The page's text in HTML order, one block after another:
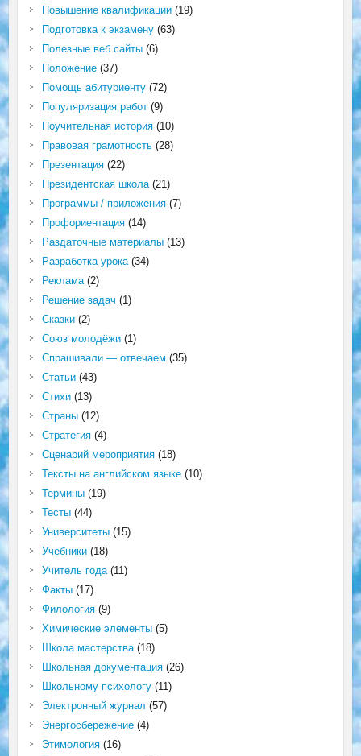
Повышение квалификации(19)
Подготовка к экзамену(63)
Полезные веб сайты(6)
Положение(37)
Помощь абитуриенту(72)
Популяризация работ(9)
Поучительная история(10)
Правовая грамотность(28)
Презентация(22)
Президентская школа(21)
Программы / приложения(7)
Профориентация(14)
Раздаточные материалы(13)
Разработка урока(34)
Реклама(2)
Решение задач (1)
Сказки(2)
Союз молодёжи(1)
Спрашивали — отвечаем (35)
Статьи(43)
Стихи(13)
Страны(12)
Стратегия(4)
Сценарий мероприятия(18)
Тексты на английском языке(10)
Термины(19)
Тесты(44)
Университеты(15)
Учебники(18)
Учитель года(11)
Факты(17)
Филология(9)
Химические элементы(5)
Школа мастерства(18)
Школьная документация(26)
Школьному психологу(11)
Электронный журнал (57)
Энергосбережение(4)
Этимология(16)